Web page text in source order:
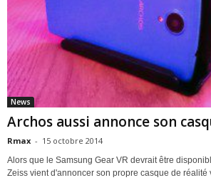
News
Archos aussi annonce son
Rmax - 15 octobre 2014
Alors que le Samsung Gear VR devrait être
Zeiss vient d'annoncer son propre casque de réalité